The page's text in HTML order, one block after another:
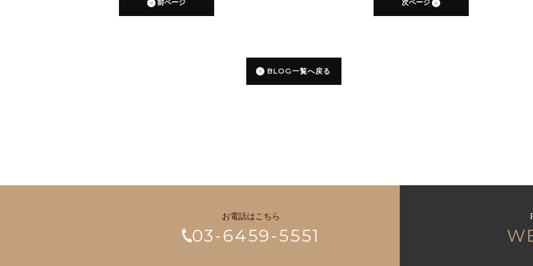
前ページ 次ページ
BLOG一覧へ戻る
お電話はこちら
03-6459-5551